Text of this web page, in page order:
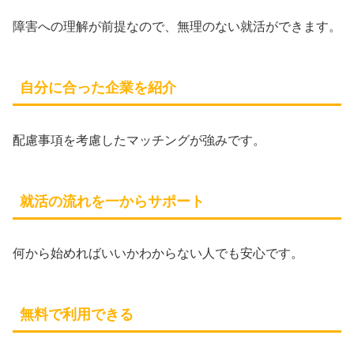
障害への理解が前提なので、無理のない就活ができます。
自分に合った企業を紹介
配慮事項を考慮したマッチングが強みです。
就活の流れを一からサポート
何から始めればいいかわからない人でも安心です。
無料で利用できる